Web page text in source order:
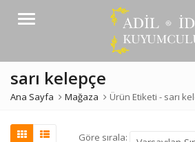
Menü
sarı kelepçe
Ana Sayfa Mağaza Ürün Etiketi - sarı
Göre sırala: